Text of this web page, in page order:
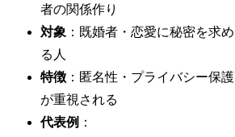
者の関係作り
対象 ：既婚者・恋愛に秘密を求め
る人
特徴 ：匿名性・プライバシー保護
が重視される
代表例 ：